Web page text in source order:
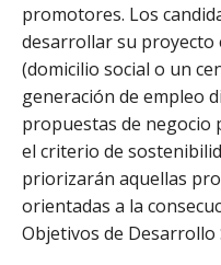
promotores. Los
desarrollar su proyecto
(domicilio social o un
generación de empleo
propuestas de negocio
el criterio de
priorizarán aquellas
orientadas a la
Objetivos de Desarrollo